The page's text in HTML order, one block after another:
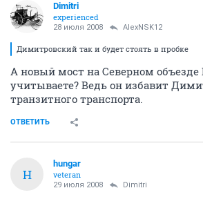
Dimitri
experienced
28 июля 2008 AlexNSK12
Димитровский так и будет стоять в пробке
А новый мост на Северном
учитываете? Ведь он избавит
транзитного транспорта.
ОТВЕТИТЬ
H
hungar
veteran
29 июля 2008 Dimitri